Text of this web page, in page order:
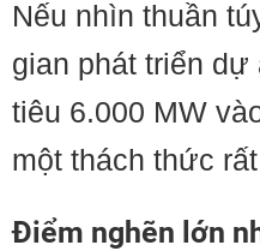
Nếu nhìn thuần
gian phát triển dự
tiêu 6.000 MW
một thách thức
Điểm nghẽn lớn